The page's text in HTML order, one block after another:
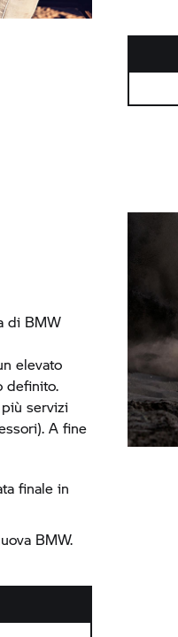
di BMW
elevato
definito.
servizi
A fine
finale in
BMW.